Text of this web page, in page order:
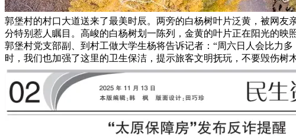
郭堡村的村口大道送来了最美时辰。两旁的白杨树叶片泛黄，被网友
分特别惹人瞩目。高峻的白杨树划一陈列，金黄的叶片正在阳光的
郭堡村党支部副、到村工做大学生杨将告诉记者：“周六日人会比力
时，我们也加强了这里的卫生保洁，提示旅客文明抚玩，不要毁伤树